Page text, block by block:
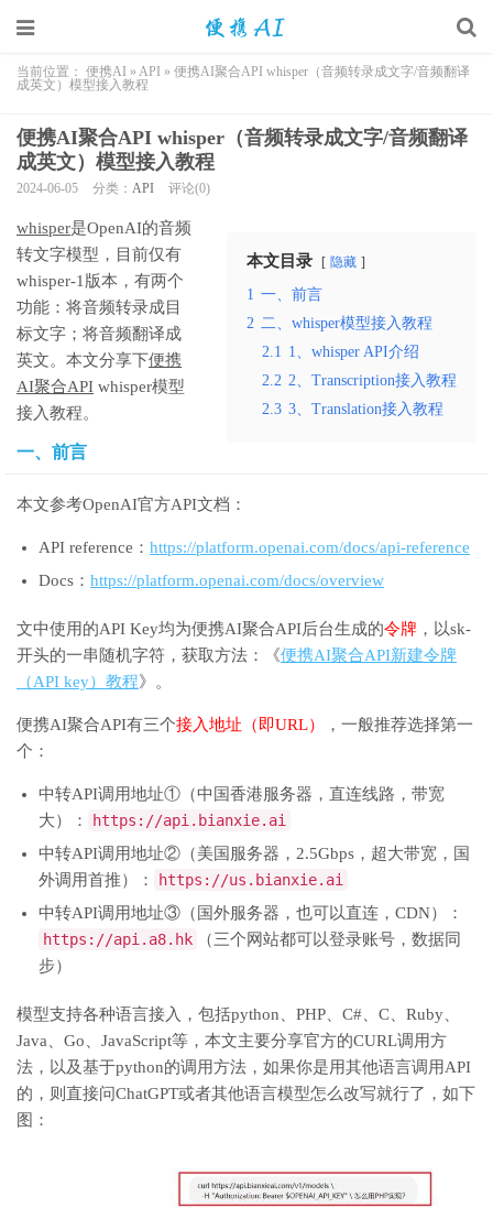
当前位置： 便携AI »API » 便携AI聚合API whisper（音频转录成文字/音频翻译
成英文）模型接入教程
便携AI聚合API whisper（音频转录成文字/音频翻译
成英文）模型接入教程
2024-06-05 分类： API 评论(0)
本文目录 隐藏
1 一、前言
2 二、whisper模型接入教程
2.1 1、whisper API介绍
2.2 2、Transcription接入教程
2.3 3、Translation接入教程
whisper是OpenAI的音频
转文字模型，目前仅有
whisper-1版本，有两个
功能：将音频转录成目
标文字；将音频翻译成
英文。本文分享下便携
AI聚合API whisper模型
接入教程。
一、前言
本文参考OpenAI官方API文档：
API reference： https://platform.openai.com/docs/api-reference
Docs： https://platform.openai.com/docs/overview
文中使用的API Key均为便携AI聚合API后台生成的令牌 ，以sk-
开头的一串随机字符，获取方法：《便携AI聚合API新建令牌
（API key）教程》。
便携AI聚合API有三个接入地址（即URL）
，一般推荐选择第一
个：
中转API调用地址①（中国香港服务器，直连线路，带宽
大）：
https://api.bianxie.ai
中转API调用地址②（美国服务器，2.5Gbps，超大带宽，国
外调用首推）：
https://us.bianxie.ai
中转API调用地址③（国外服务器，也可以直连，CDN）：
https://api.a8.hk
（三个网站都可以登录账号，数据同
步）
模型支持各种语言接入，包括python、PHP、C#、C、Ruby、
Java、Go、JavaScript等，本文主要分享官方的CURL调用方
法，以及基于python的调用方法，如果你是用其他语言调用API
的，则直接问ChatGPT或者其他语言模型怎么改写就行了，如下
图：